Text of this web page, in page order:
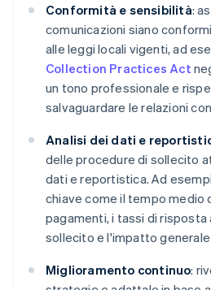
Conformità e sensibilità:
comunicazioni siano
alle leggi locali vigenti, ad
Collection Practices Act
un tono professionale e
salvaguardare le relazioni
Analisi dei dati e
delle procedure di sollecito
dati e reportistica. Ad
chiave come il tempo medio
pagamenti, i tassi di risposta
sollecito e l'impatto
Miglioramento continuo: